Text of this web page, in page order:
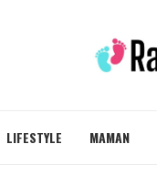
LIFESTYLE MAMAN